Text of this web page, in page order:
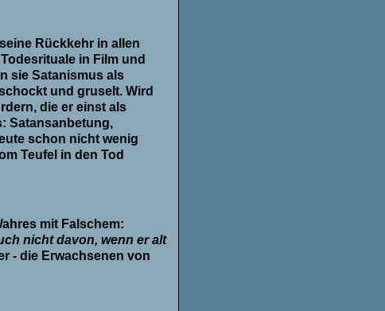
Rückkehr in allen
in Film und
sie Satanismus als
und gruselt. Wird
die er einst als
Satansanbetung,
schon nicht wenig
Teufel in den Tod
mit Falschem:
nicht davon, wenn er alt
- die Erwachsenen von